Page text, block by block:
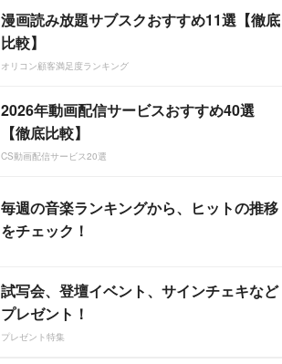
漫画読み放題サブスクおすすめ11選【徹底
比較】
オリコン顧客満足度ランキング
2026年動画配信サービスおすすめ40選
【徹底比較】
CS動画配信サービス20選
毎週の音楽ランキングから、ヒットの推移
をチェック！
試写会、登壇イベント、サインチェキなど
プレゼント！
プレゼント特集